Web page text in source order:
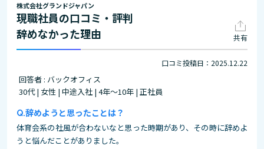
株式会社グランドジャパン
現職社員の口コミ・評判
辞めなかった理由
共有
口コミ投稿日：2025.12.22
回答者 : バックオフィス
30代 | 女性 | 中途入社 | 4年～10年 | 正社員
辞めようと思ったことは？
体育会系の社風が合わないなと思った時期があり、その時に辞めよ
うと悩んだことがありました。